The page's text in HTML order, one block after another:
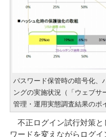
パスワード保管時の暗号化、
ングの実施状況（「ウェブサ
管理・運用実態調査結果のポ
不正ログイン試行対策と
ワードを変えながらログ